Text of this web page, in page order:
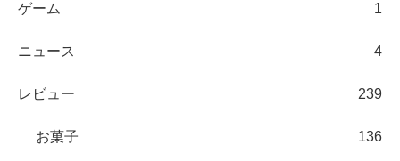
ゲーム 1
ニュース 4
レビュー 239
お菓子 136